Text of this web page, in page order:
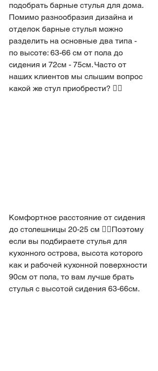
подобрать барные стулья для дома.
Помимо разнообразия дизайна и
отделок барные стулья можно
разделить на основные два типа -
по высоте: 63-66 см от пола до
сидения и 72см - 75см. Часто от
наших клиентов мы слышим вопрос
какой же стул приобрести? 🤷‍♀️
Комфортное расстояние от сидения
до столешницы 20-25 см ☝🏻Поэтому
если вы подбираете стулья для
кухонного острова, высота которого
как и рабочей кухонной поверхности
90см от пола, то вам лучше брать
стулья с высотой сидения 63-66см.